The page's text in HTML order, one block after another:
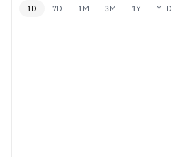
1D 7D 1M 3M 1Y YTD